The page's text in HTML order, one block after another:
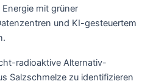
mit grüner
und KI-gesteuertem
radioaktive Alternativ-
Salzschmelze zu identifizieren